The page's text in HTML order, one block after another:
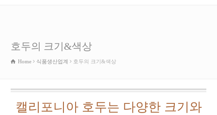
호두의 크기&색상
Home 식품생산업계 호두의 크기&색상
캘리포니아 호두는 다양한 크기와